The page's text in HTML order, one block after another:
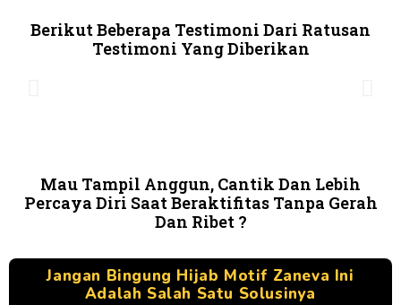
Berikut Beberapa Testimoni Dari Ratusan
Testimoni Yang Diberikan
Mau Tampil Anggun, Cantik Dan Lebih
Percaya Diri Saat Beraktifitas Tanpa Gerah
Dan Ribet ?
Jangan Bingung Hijab Motif Zaneva Ini
Adalah Salah Satu Solusinya